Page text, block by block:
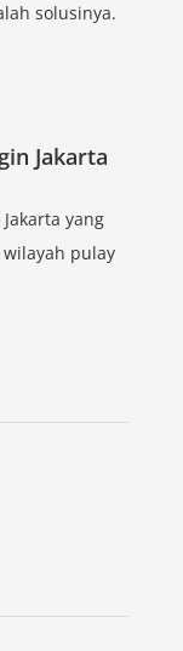
solusinya.
Jakarta
yang
pulay